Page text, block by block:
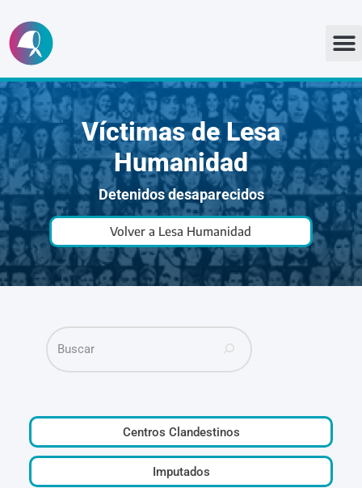
Ir
al
contenido
Víctimas de Lesa
Humanidad
Detenidos desaparecidos
Volver a Lesa Humanidad
Centros Clandestinos
Imputados